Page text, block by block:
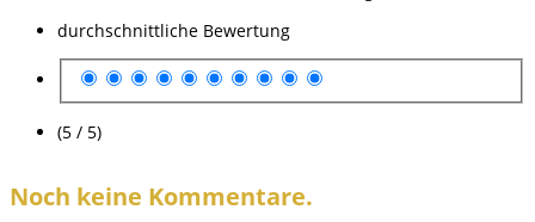
durchschnittliche Bewertung
(5 / 5)
Noch keine Kommentare.